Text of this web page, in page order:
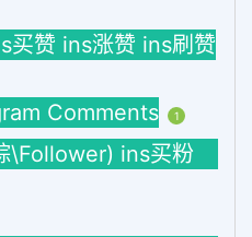
买赞 ins涨赞 ins刷赞
Comments 1
\Follower) ins买粉